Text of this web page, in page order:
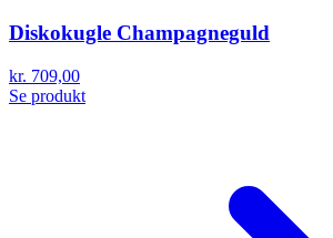
Diskokugle Champagneguld
kr. 709,00
Se produkt